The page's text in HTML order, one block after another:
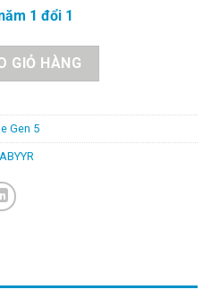
1 đổi 1
U.2 15mm 3.84TB –
GIỎ HÀNG
Gen 5